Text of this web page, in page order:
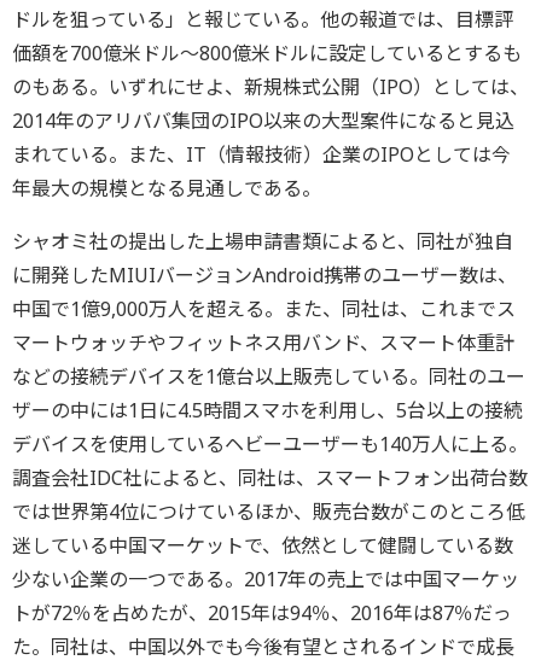
ドルを狙っている」と報じている。他の報道では、目標評
価額を700億米ドル〜800億米ドルに設定しているとするも
のもある。いずれにせよ、新規株式公開（IPO）としては、
2014年のアリババ集団のIPO以来の大型案件になると見込
まれている。また、IT（情報技術）企業のIPOとしては今
年最大の規模となる見通しである。
シャオミ社の提出した上場申請書類によると、同社が独自
に開発したMIUIバージョンAndroid携帯のユーザー数は、
中国で1億9,000万人を超える。また、同社は、これまでス
マートウォッチやフィットネス用バンド、スマート体重計
などの接続デバイスを1億台以上販売している。同社のユー
ザーの中には1日に4.5時間スマホを利用し、5台以上の接続
デバイスを使用しているヘビーユーザーも140万人に上る。
調査会社IDC社によると、同社は、スマートフォン出荷台数
では世界第4位につけているほか、販売台数がこのところ低
迷している中国マーケットで、依然として健闘している数
少ない企業の一つである。2017年の売上では中国マーケッ
トが72％を占めたが、2015年は94％、2016年は87％だっ
た。同社は、中国以外でも今後有望とされるインドで成長